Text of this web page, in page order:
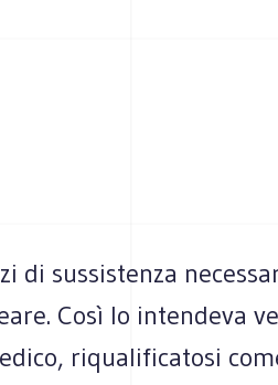
di sussistenza
Così lo intendeva
riqualificatosi